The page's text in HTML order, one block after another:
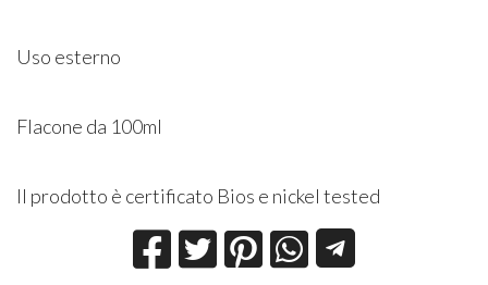
Uso esterno
Flacone da 100ml
Il prodotto è certificato Bios e nickel tested